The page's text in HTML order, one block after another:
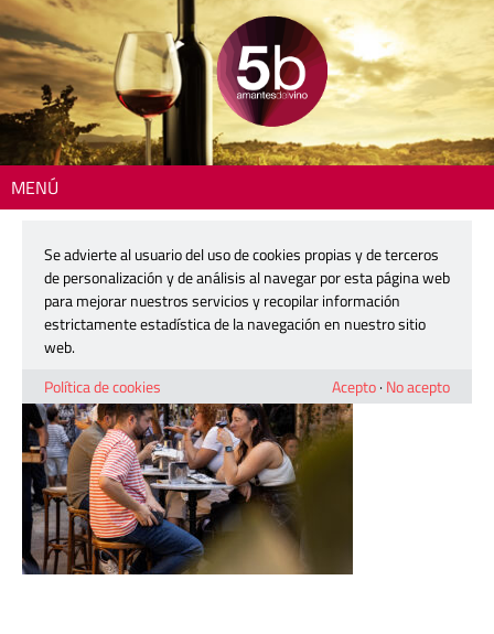
MENÚ
360407-urbanitas-del-vino
7 abril, 2026
Se advierte al usuario del uso de cookies propias y de terceros
de personalización y de análisis al navegar por esta página web
para mejorar nuestros servicios y recopilar información
estrictamente estadística de la navegación en nuestro sitio
web.
Política de cookies
Acepto· No acepto